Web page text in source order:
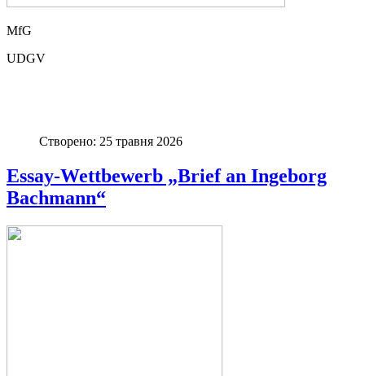
MfG
UDGV
Створено: 25 травня 2026
Essay-Wettbewerb „Brief an Ingeborg
Bachmann“